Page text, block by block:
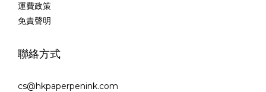
運費政策
免責聲明
聯絡方式
cs@hkpaperpenink.com